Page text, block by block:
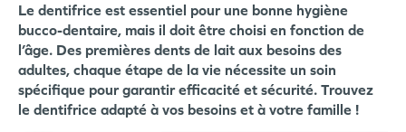
Le dentifrice est essentiel pour une bonne hygiène
bucco-dentaire, mais il doit être choisi en fonction de
l’âge. Des premières dents de lait aux besoins des
adultes, chaque étape de la vie nécessite un soin
spécifique pour garantir efficacité et sécurité. Trouvez
le dentifrice adapté à vos besoins et à votre famille !